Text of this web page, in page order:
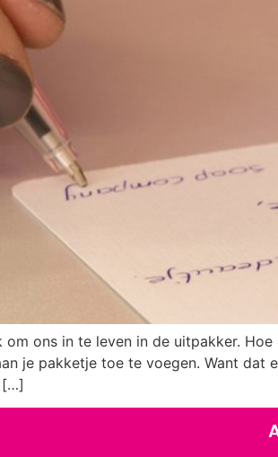
ons in te leven in de uitpakker.
je pakketje toe te voegen. Want
[…]